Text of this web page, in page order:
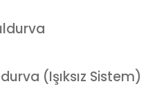
(Işıksız Sistem)